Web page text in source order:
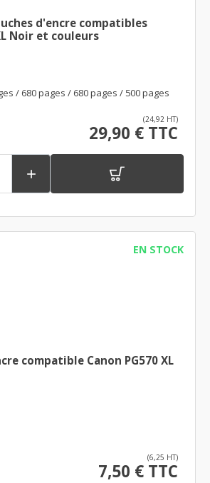
d'encre compatibles
Noir et couleurs
/ 680 pages / 680 pages / 500 pages
(24,92 HT)
29,90 € TTC

EN STOCK
compatible Canon PG570 XL
(6,25 HT)
7,50 € TTC